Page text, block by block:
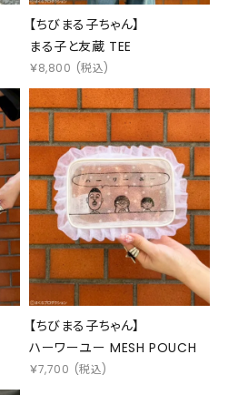
【ちびまる子ちゃん】
まる子と友蔵 TEE
￥8,800 (税込)
【ちびまる子ちゃん】
ハーワーユー MESH POUCH
￥7,700 (税込)